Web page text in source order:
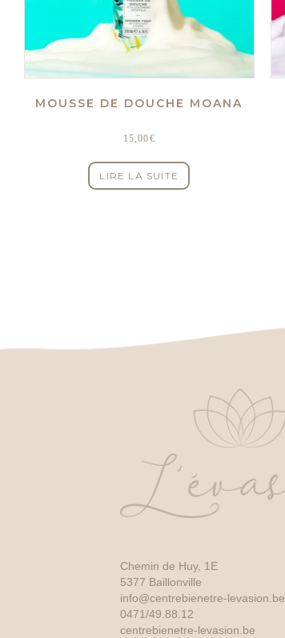
MOUSSE DE DOUCHE MOANA
15,00€
LIRE LA SUITE
Chemin de Huy, 1E
5377 Baillonville
info@centrebienetre-levasion.be
0471/49.88.12
centrebienetre-levasion.be